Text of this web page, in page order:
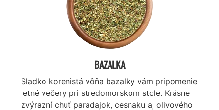
BAZALKA
Sladko korenistá vôňa bazalky vám pripomenie
letné večery pri stredomorskom stole. Krásne
zvýrazní chuť paradajok, cesnaku aj olivového